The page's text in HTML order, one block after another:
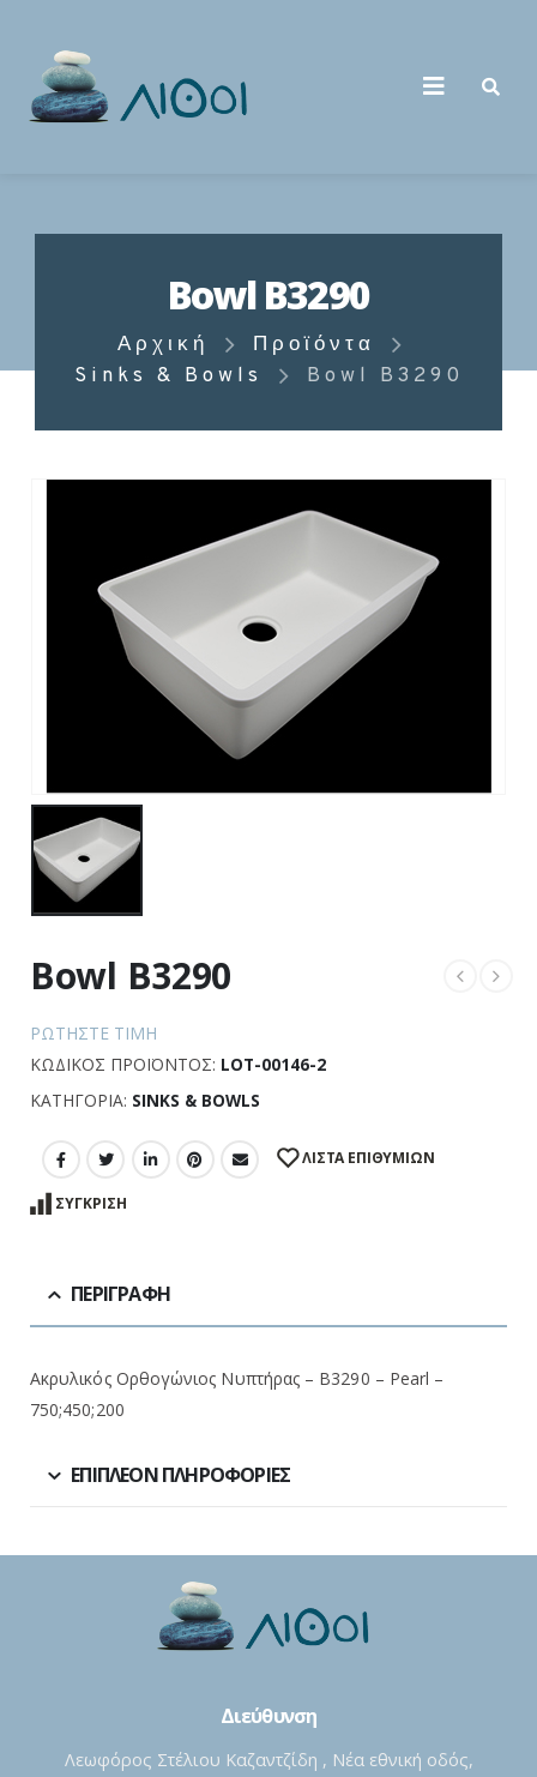
Bowl B3290
Αρχική
Προϊόντα
Sinks & Bowls
Bowl B3290
Bowl B3290
ΡΩΤΉΣΤΕ ΤΙΜΉ
ΚΩΔΙΚΌΣ ΠΡΟΪΌΝΤΟΣ: LOT-00146-2
ΚΑΤΗΓΟΡΊΑ: SINKS & BOWLS
ΛΊΣΤΑ ΕΠΙΘΥΜΙΏΝ
ΣΎΓΚΡΙΣΗ
ΠΕΡΙΓΡΑΦΉ
Ακρυλικός Ορθογώνιος Νυπτήρας – B3290 – Pearl –
750;450;200
ΕΠΙΠΛΈΟΝ ΠΛΗΡΟΦΟΡΊΕΣ
Διεύθυνση
Λεωφόρος Στέλιου Καζαντζίδη , Νέα εθνική οδός,